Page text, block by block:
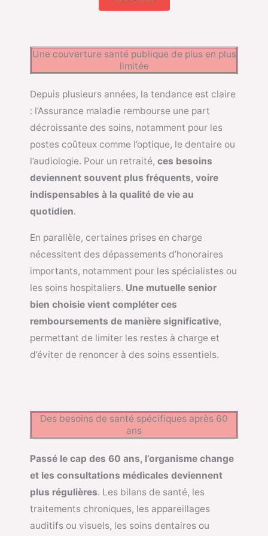
Une couverture santé publique de plus en plus
limitée
Depuis plusieurs années, la tendance est claire
: l’Assurance maladie rembourse une part
décroissante des soins, notamment pour les
postes coûteux comme l’optique, le dentaire ou
l’audiologie. Pour un retraité, ces besoins
deviennent souvent plus fréquents, voire
indispensables à la qualité de vie au
quotidien.
En parallèle, certaines prises en charge
nécessitent des dépassements d’honoraires
importants, notamment pour les spécialistes ou
les soins hospitaliers. Une mutuelle senior
bien choisie vient compléter ces
remboursements de manière significative,
permettant de limiter les restes à charge et
d’éviter de renoncer à des soins essentiels.
Des besoins de santé spécifiques après 60
ans
Passé le cap des 60 ans, l’organisme change
et les consultations médicales deviennent
plus régulières. Les bilans de santé, les
traitements chroniques, les appareillages
auditifs ou visuels, les soins dentaires ou